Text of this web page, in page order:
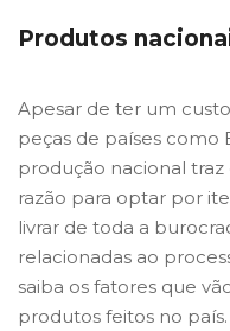
Produtos
Apesar de ter um
peças de países como
produção nacional traz
razão para optar por
livrar de toda a
relacionadas ao
saiba os fatores que
produtos feitos no país.